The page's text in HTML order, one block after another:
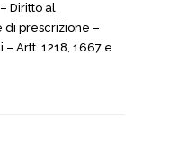
Diritto al
di prescrizione –
Artt. 1218, 1667 e